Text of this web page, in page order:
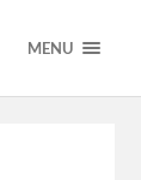
MENU